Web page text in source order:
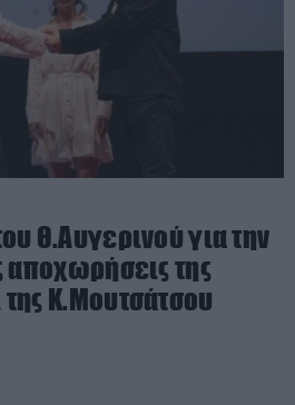
Θ.Αυγερινού για την
αποχωρήσεις της
Κ.Μουτσάτσου